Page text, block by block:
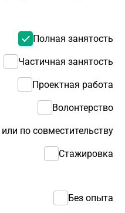
Полная занятость
Частичная занятость
Проектная работа
Волонтерство
по совместительству
Стажировка
Без опыта